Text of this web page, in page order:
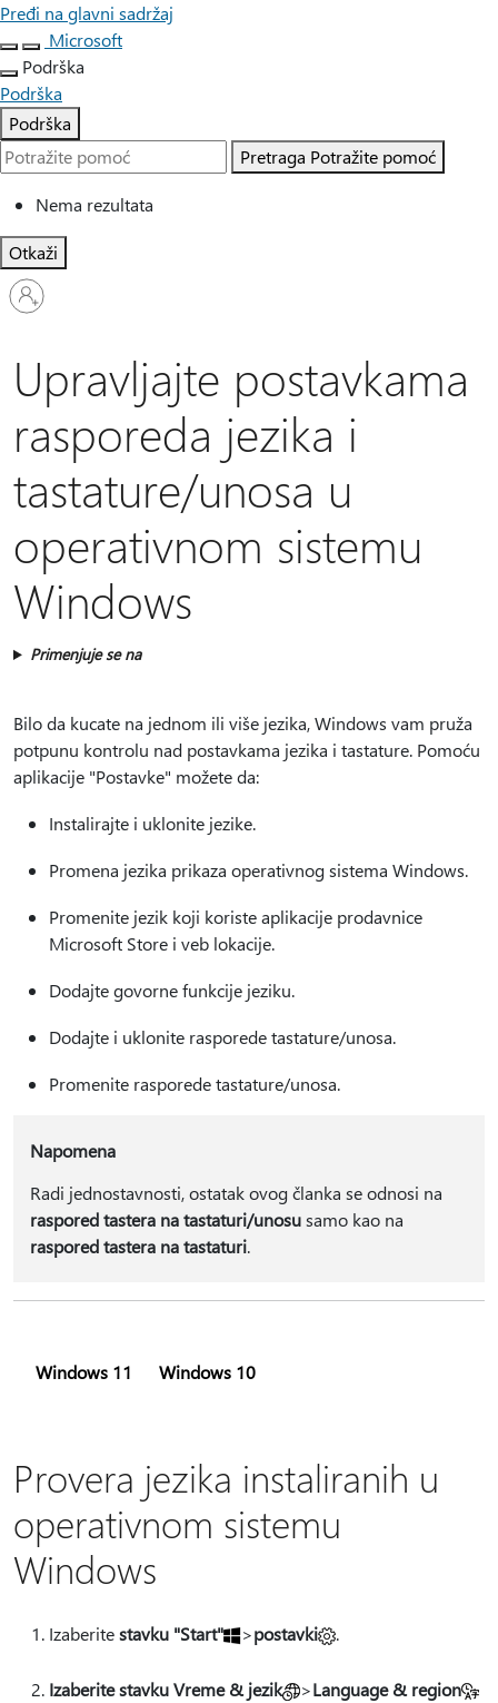
Pređi na glavni sadržaj
Microsoft
Podrška
Podrška
Podrška
Pretraga Potražite pomoć
Nema rezultata
Otkaži
Prijavite
se
Upravljajte postavkama
rasporeda jezika i
tastature/unosa u
operativnom sistemu
Windows
Primenjuje se na
Bilo da kucate na jednom ili više jezika, Windows vam pruža
potpunu kontrolu nad postavkama jezika i tastature. Pomoću
aplikacije "Postavke" možete da:
Instalirajte i uklonite jezike.
Promena jezika prikaza operativnog sistema Windows.
Promenite jezik koji koriste aplikacije prodavnice
Microsoft Store i veb lokacije.
Dodajte govorne funkcije jeziku.
Dodajte i uklonite rasporede tastature/unosa.
Promenite rasporede tastature/unosa.
Napomena
Radi jednostavnosti, ostatak ovog članka se odnosi na
raspored tastera na tastaturi/unosusamo kao na
raspored tastera na tastaturi.
Windows 11 Windows 10
Provera jezika instaliranih u
operativnom sistemu
Windows
Izaberitestavku "Start" >postavki .
Izaberite stavku Vreme & jezik >Language & region